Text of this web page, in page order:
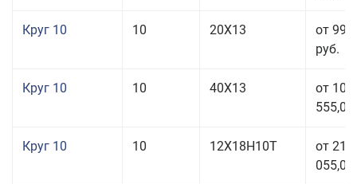
Круг 10 10 20Х13
от 99
руб.
Круг 10 10 40Х13
от 106
555,00
Круг 10 10 12Х18Н10Т
от 215
055,00